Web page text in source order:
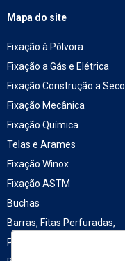
Mapa do site
Fixação à Pólvora
Fixação a Gás e Elétrica
Fixação Construção a Seco
Fixação Mecânica
Fixação Química
Telas e Arames
Fixação Winox
Fixação ASTM
Buchas
Barras, Fitas Perfuradas,
Porcas e Arruelas